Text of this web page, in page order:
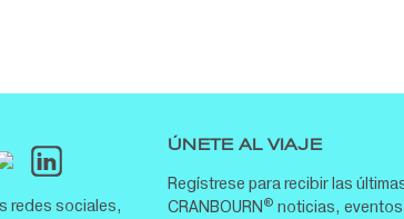
redes sociales,
ÚNETE AL VIAJE
Regístrese para recibir las
CRANBOURN ® noticias, eventos